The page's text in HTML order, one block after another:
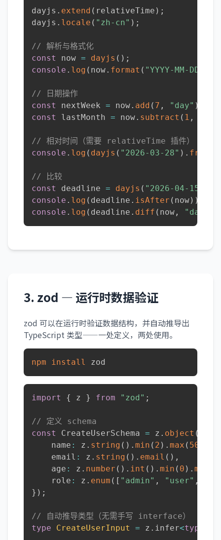
dayjs . extend ( relativeTime ) ;
dayjs . locale ( "zh-cn" ) ;
// 解析与格式化
const
now = dayjs ( ) ;
console . log ( now. format ( "YYYY-MM-DD
// 日期操作
const
nextWeek = now. add ( 7 , "day" )
const
lastMonth = now. subtract ( 1 ,
// 相对时间（需要 relativeTime 插件）
console . log ( dayjs ( "2026-03-28" ) .
// 比较
const
deadline = dayjs ( "2026-04-15"
console . log ( deadline . isAfter ( now) )
console . log ( deadline . diff ( now , "day"
3. zod — 运行时数据验证
zod 可以在运行时验证数据结构，并自动推导出
TypeScript 类型——一处定义，两处使用。
npm install zod
import { z } from "zod" ;
// 定义 schema
const
CreateUserSchema = z . object (
    name
: z . string ( ) . min ( 2 ) . max ( 50
    email
: z . string ( ) . email ( ) ,
    age
: z . number ( ) . int ( ) . min ( 0 ) . max
    role
: z . enum ( [ "admin" , "user" ,
} ) ;
// 自动推导类型（无需手写 interface）
type
CreateUserInput = z . infer<typeof